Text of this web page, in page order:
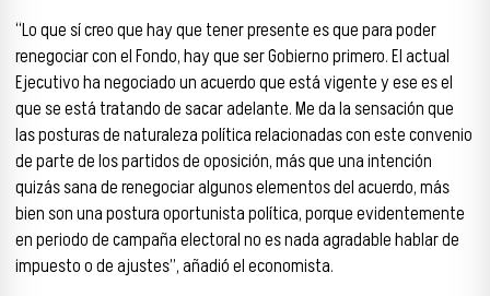
“Lo que sí creo que hay que tener presente es que para poder
renegociar con el Fondo, hay que ser Gobierno primero. El actual
Ejecutivo ha negociado un acuerdo que está vigente y ese es el
que se está tratando de sacar adelante. Me da la sensación que
las posturas de naturaleza política relacionadas con este convenio
de parte de los partidos de oposición, más que una intención
quizás sana de renegociar algunos elementos del acuerdo, más
bien son una postura oportunista política, porque evidentemente
en periodo de campaña electoral no es nada agradable hablar de
impuesto o de ajustes”, añadió el economista.